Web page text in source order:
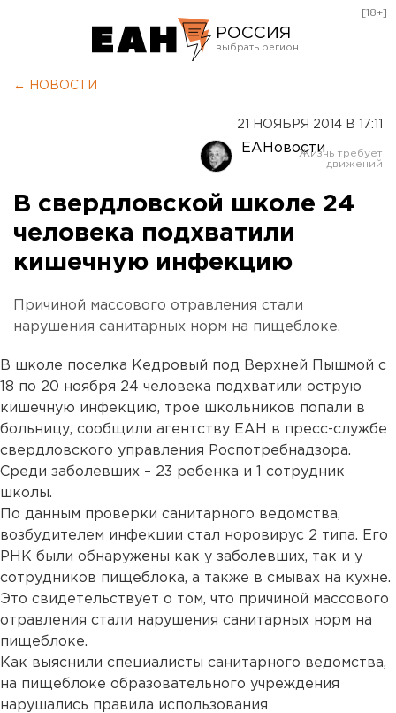
РОССИЯ
Оренбург
[18+]
← НОВОСТИ
21 НОЯБРЯ 2014 В 17:11
ЕАНовости
В свердловской школе 24
человека подхватили
кишечную инфекцию
Причиной массового отравления стали
нарушения санитарных норм на пищеблоке.
В школе поселка Кедровый под Верхней Пышмой с
18 по 20 ноября 24 человека подхватили острую
кишечную инфекцию, трое школьников попали в
больницу, сообщили агентству ЕАН в пресс-службе
свердловского управления Роспотребнадзора.
Среди заболевших – 23 ребенка и 1 сотрудник
школы.
По данным проверки санитарного ведомства,
возбудителем инфекции стал норовирус 2 типа. Его
РНК были обнаружены как у заболевших, так и у
сотрудников пищеблока, а также в смывах на кухне.
Это свидетельствует о том, что причиной массового
отравления стали нарушения санитарных норм на
пищеблоке.
Как выяснили специалисты санитарного ведомства,
на пищеблоке образовательного учреждения
нарушались правила использования